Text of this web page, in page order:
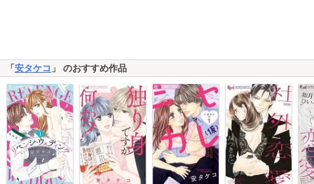
「 安タケコ 」 のおすすめ作品